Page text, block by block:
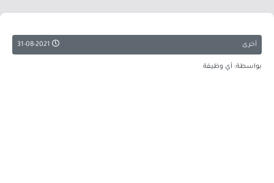
أخرى
بواسطة: أي وظيفة